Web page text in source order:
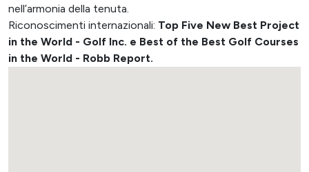
nell’armonia della tenuta.
Riconoscimenti internazionali: Top Five New Best Project
in the World - Golf Inc. e Best of the Best Golf Courses
in the World - Robb Report.